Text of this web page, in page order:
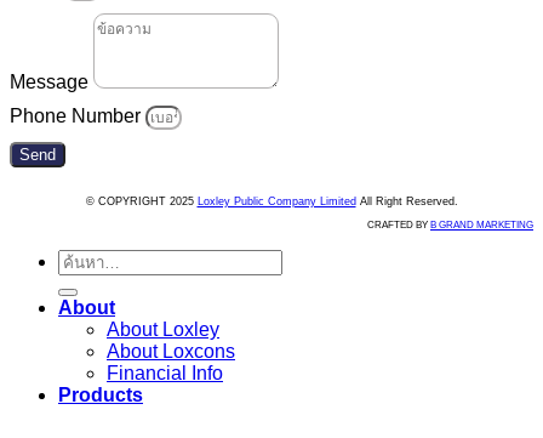
Message
Phone Number
Send
© COPYRIGHT 2025 Loxley Public Company Limited All Right Reserved.
CRAFTED BY B GRAND MARKETING
ค้นหา:
About
About Loxley
About Loxcons
Financial Info
Products